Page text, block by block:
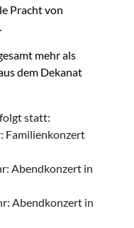
Pracht von
mehr als
dem Dekanat
statt:
Familienkonzert
Abendkonzert in
Abendkonzert in